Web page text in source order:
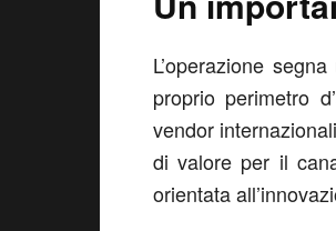
L’operazione
proprio perimetro
vendor
di valore per il
orientata